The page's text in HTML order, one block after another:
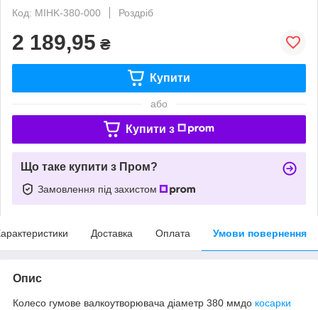
Код: MIHK-380-000
Роздріб
2 189,95 ₴
Купити
або
Купити з
Що таке купити з Пром?
Замовлення під захистом
Доставка Оплата Умови повернення
Опис
Колесо гумове валкоутворювача діаметр 380 ммдо косарки